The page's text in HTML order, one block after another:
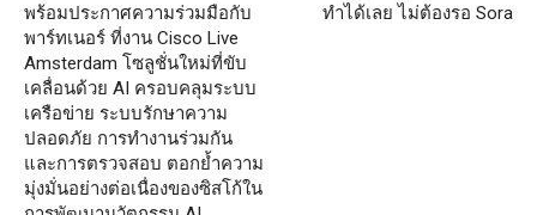
พร้อมประกาศความร่วมมือกับ
พาร์ทเนอร์ ที่งาน Cisco Live
Amsterdam โซลูชั่นใหม่ที่ขับ
เคลื่อนด้วย AI ครอบคลุมระบบ
เครือข่าย ระบบรักษาความ
ปลอดภัย การทำงานร่วมกัน
และการตรวจสอบ ตอกย้ำความ
มุ่งมั่นอย่างต่อเนื่องของซิสโก้ใน
ทำได้เลย ไม่ต้องรอ Sora